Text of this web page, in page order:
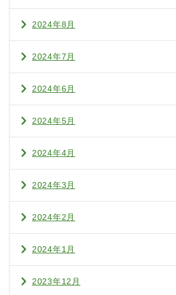
2024年8月
2024年7月
2024年6月
2024年5月
2024年4月
2024年3月
2024年2月
2024年1月
2023年12月